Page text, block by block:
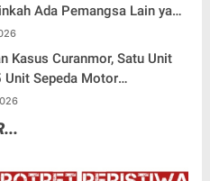
Ada Pemangsa Lain yang
Kasus Curanmor, Satu Unit
Sepeda Motor